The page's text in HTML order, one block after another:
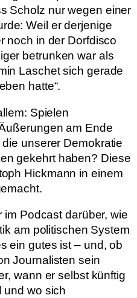
Scholz nur wegen einer
Weil er derjenige
noch in der Dorfdisco
betrunken war als
Laschet sich gerade
hatte“.
Spielen
am Ende
unserer Demokratie
gekehrt haben? Diese
Hickmann in einem
im Podcast darüber, wie
am politischen System
ein gutes ist – und, ob
Journalisten sein
wann er selbst künftig
und wo sich